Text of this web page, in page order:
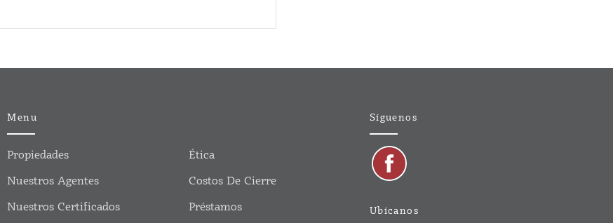
Menu
Propiedades
Nuestros Agentes
Nuestros Certificados
Ética
Costos De Cierre
Préstamos
Síguenos
Ubícanos